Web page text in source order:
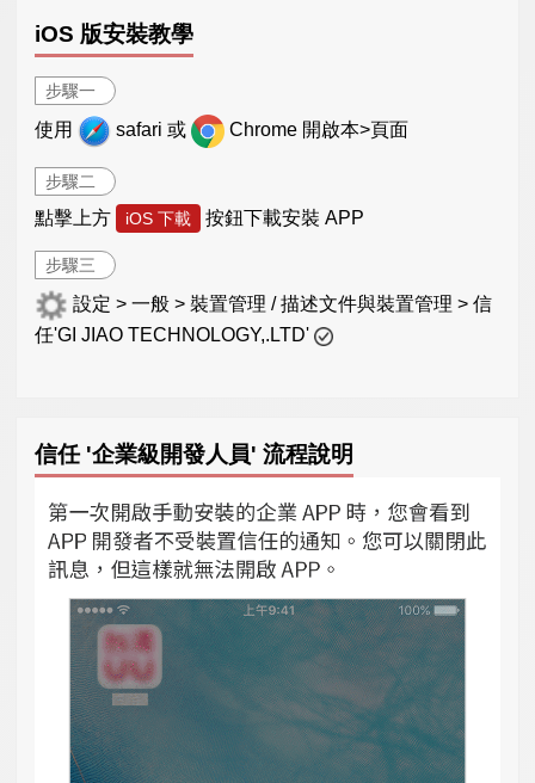
iOS 版安裝教學
步驟一
使用 safari 或 Chrome 開啟本>頁面
步驟二
點擊上方 iOS 下載 按鈕下載安裝 APP
步驟三
設定 > 一般 > 裝置管理 / 描述文件與裝置管理 > 信
任'GI JIAO TECHNOLOGY,.LTD'
信任 '企業級開發人員' 流程說明